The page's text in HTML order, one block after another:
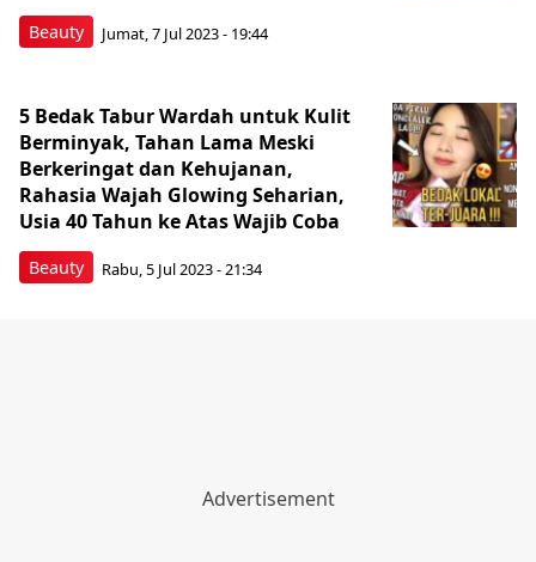
Beauty Jumat, 7 Jul 2023 - 19:44
Beauty
5 Bedak Tabur Wardah untuk Kulit
Berminyak, Tahan Lama Meski
Berkeringat dan Kehujanan,
Rahasia Wajah Glowing Seharian,
Usia 40 Tahun ke Atas Wajib Coba
Rabu, 5 Jul 2023 - 21:34